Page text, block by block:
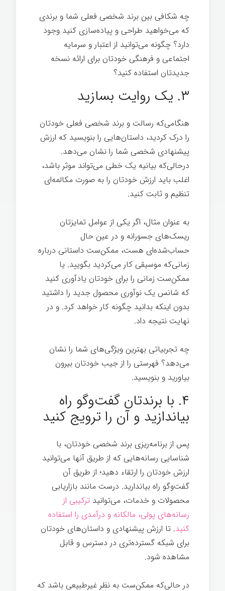
چه شکافی بین برند شخصی فعلی شما و برندی
که می‌خواهید طراحی و پیاده‌سازی کنيد وجود
دارد؟ چگونه می‌توانید از اعتبار و سرمایه
اجتماعی و فرهنگی خودتان برای ارائه نسخه
جدیدتان استفاده کنید؟
۳. یک روایت بسازید
هنگامی‌که رسالت و برند شخصی فعلی خودتان
را درک کردید، داستان‌هایی را بنویسید که ارزش
پیشنهادی شخصی شما را نشان می‌دهد.
درحالی‌که بیانیه یک خطی می‌تواند موثر باشد،
اغلب باید ارزش خودتان را به صورت مکالمه‌ای
تنظیم و ثابت کنيد.
به عنوان مثال، اگر یکی از عوامل تمایزتان
ریسک‌های جسورانه و در عین حال
حساب‌شده‌ای هست، ممکن‌ست داستانی درباره
زمانی‌که موسیقی کار می‌کردید بگویید. یا
ممکن‌ست زمانی را برای خودتان یادآوری کنيد
که شانس یک نوآوری محصول جدید را داشتید
بدون اینکه بدانید چگونه کار خواهد کرد. و در
نهایت نتیجه داد.
چه تجربیاتی بهترین ویژگی‌های شما را نشان
می‌دهد؟ فهرستی را از جیب خودتان بیرون
بیاورید و بنویسید.
۴. با برندتان گفت‌وگو راه
بیاندازید و آن را ترویج کنيد
پس از برنامه‌ریزی برند شخصی خودتان، با
شناسایی رسانه‌هایی که از طریق آنها می‌توانید
ارزش خودتان را ارتقاء دهید؛ از طریق آن
گفت‌وگو راه بیاندارید. درست مانند بازاریابی
محصولات و خدمات، می‌توانید ترکیبی از
رسانه‌های پولی، مالکانه و درآمدی را استفاده
کنيد. تا ارزش پیشنهادی و داستان‌های خودتان
برای شبکه گسترده‌تری در دسترس و قابل
مشاهده شود.
در حالی‌که ممکن‌ست به نظر غیرطبیعی باشد که